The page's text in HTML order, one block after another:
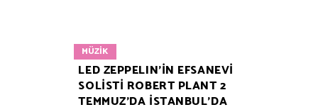
MÜZIK
LED ZEPPELIN’İN EFSANEVİ
SOLİSTİ ROBERT PLANT 2
TEMMUZ’DA İSTANBUL’DA